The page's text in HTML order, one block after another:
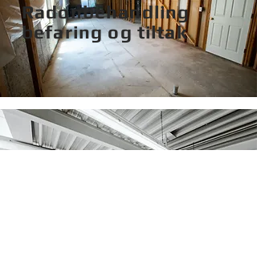
Radonbehandling
befaring og tiltak